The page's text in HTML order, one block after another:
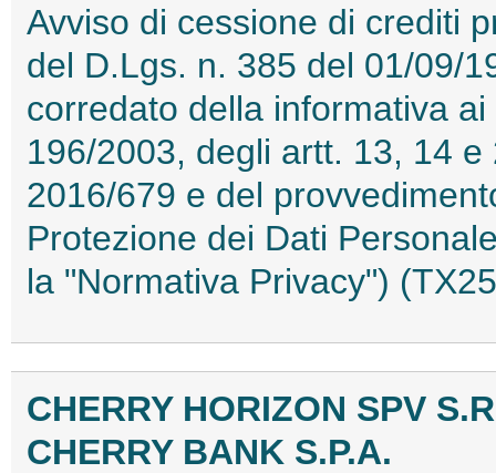
Avviso di cessione di crediti
del D.Lgs. n. 385 del 01/09/
corredato della informativa
196/2003, degli artt. 13, 14
2016/679 e del
Protezione dei Dati
la "Normativa Privacy")
CHERRY HORIZON SPV
CHERRY BANK S.P.A.